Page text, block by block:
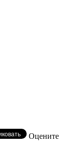
Оцените